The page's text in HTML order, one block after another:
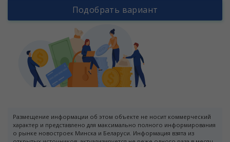
Подобрать вариант
Размещение информации об этом объекте не носит коммерческий
характер и представлено для максимально полного информирования
о рынке новостроек Минска и Беларуси. Информация взята из